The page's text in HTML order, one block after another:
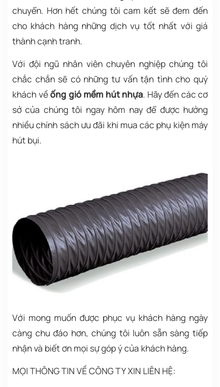
chuyển. Hơn hết chúng tôi cam kết sẽ đem đến
cho khách hàng những dịch vụ tốt nhất với giá
thành cạnh tranh.
Với đội ngũ nhân viên chuyên nghiệp chúng tôi
chắc chắn sẽ có những tư vấn tận tình cho quý
khách vềống gió mềm hút nhựa. Hãy đến các cơ
sở của chúng tôi ngay hôm nay để được hưởng
nhiều chính sách ưu đãi khi mua các phụ kiện máy
hút bụi.
Với mong muốn được phục vụ khách hàng ngày
càng chu đáo hơn, chúng tôi luôn sẵn sàng tiếp
nhận và biết ơn mọi sự góp ý của khách hàng.
MỌI THÔNG TIN VỀ CÔNG TY XIN LIÊN HỆ: